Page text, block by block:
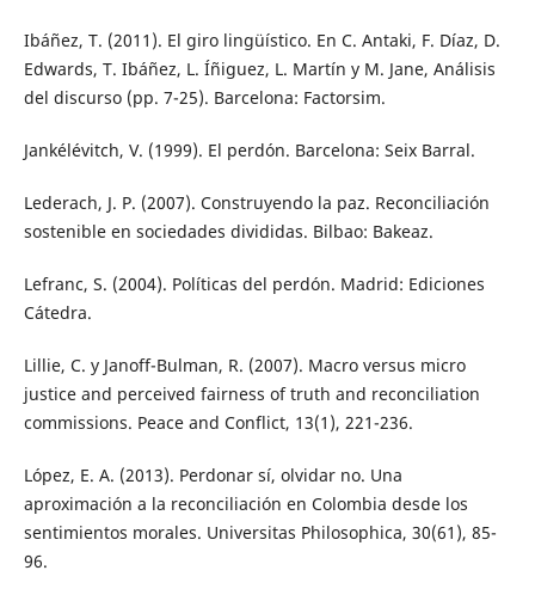
Ibáñez, T. (2011). El giro lingüístico. En C. Antaki, F. Díaz, D.
Edwards, T. Ibáñez, L. Íñiguez, L. Martín y M. Jane, Análisis
del discurso (pp. 7-25). Barcelona: Factorsim.
Jankélévitch, V. (1999). El perdón. Barcelona: Seix Barral.
Lederach, J. P. (2007). Construyendo la paz. Reconciliación
sostenible en sociedades divididas. Bilbao: Bakeaz.
Lefranc, S. (2004). Políticas del perdón. Madrid: Ediciones
Cátedra.
Lillie, C. y Janoff-Bulman, R. (2007). Macro versus micro
justice and perceived fairness of truth and reconciliation
commissions. Peace and Conflict, 13(1), 221-236.
López, E. A. (2013). Perdonar sí, olvidar no. Una
aproximación a la reconciliación en Colombia desde los
sentimientos morales. Universitas Philosophica, 30(61), 85-
96.